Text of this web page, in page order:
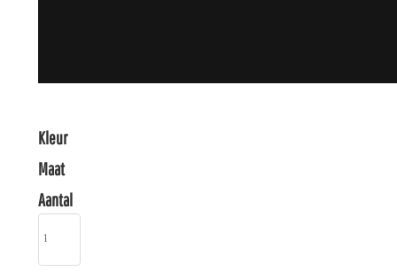
Kleur
Maat
Aantal